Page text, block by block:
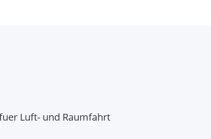
Luft- und Raumfahrt